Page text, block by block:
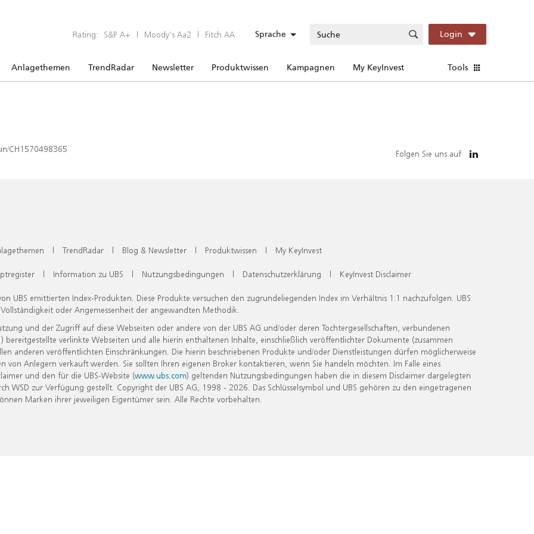
Rating: S&P A+ | Moody’s Aa2 | Fitch AA Sprache Login
Anlagethemen TrendRadar Newsletter Produktwissen Kampagnen My KeyInvest Tools
CH1570498365 Folgen Sie uns auf
| TrendRadar | Blog & Newsletter | Produktwissen | My KeyInvest
| Information zu UBS | Nutzungsbedingungen | Datenschutzerklärung | KeyInvest Disclaimer
UBS emittierten Index-Produkten. Diese Produkte versuchen den zugrundeliegenden Index im Verhältnis 1:1 nachzufolgen. UBS
oder Angemessenheit der angewandten Methodik.
und der Zugriff auf diese Webseiten oder andere von der UBS AG und/oder deren Tochtergesellschaften, verbundenen
verlinkte Webseiten und alle hierin enthaltenen Inhalte, einschließlich veröffentlichter Dokumente (zusammen
anderen veröffentlichten Einschränkungen. Die hierin beschriebenen Produkte und/oder Dienstleistungen dürfen möglicherweise
Anlegern verkauft werden. Sie sollten Ihren eigenen Broker kontaktieren, wenn Sie handeln möchten. Im Falle eines
und den für die UBS-Website (www.ubs.com) geltenden Nutzungsbedingungen haben die in diesem Disclaimer dargelegten
zur Verfügung gestellt. Copyright der UBS AG, 1998 - 2026. Das Schlüsselsymbol und UBS gehören zu den eingetragenen
Marken ihrer jeweiligen Eigentümer sein. Alle Rechte vorbehalten.